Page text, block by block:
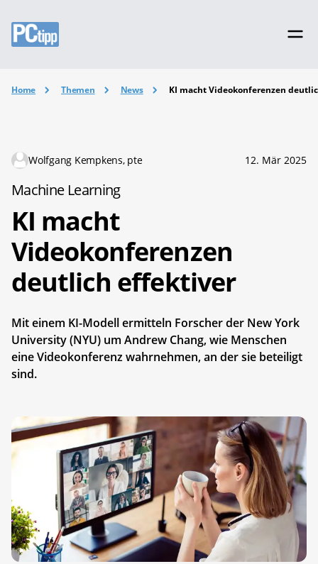
Home Themen News KI macht Videokonferenzen
Wolfgang Kempkens, pte 12. Mär 2025
Machine Learning
KI macht
Videokonferenzen
deutlich effektiver
Mit einem KI-Modell ermitteln Forscher der New York
University (NYU) um Andrew Chang, wie Menschen
eine Videokonferenz wahrnehmen, an der sie beteiligt
sind.